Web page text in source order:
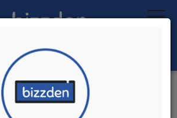
Ara:
Organik Ürün Pazarı
İlk 2 Firmadan Teklif İste